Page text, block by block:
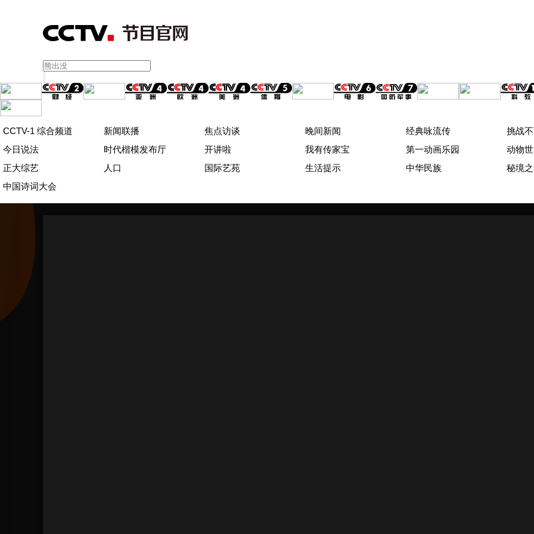
CCTV-1 综合频道 新闻联播 焦点访谈 晚间新闻 经典咏流传 挑战
今日说法
时代楷模发布厅 开讲啦 我有传家宝 第一动画乐园 动物
正大综艺
人口 国际艺苑 生活提示 中华民族 秘境
中国诗词大会